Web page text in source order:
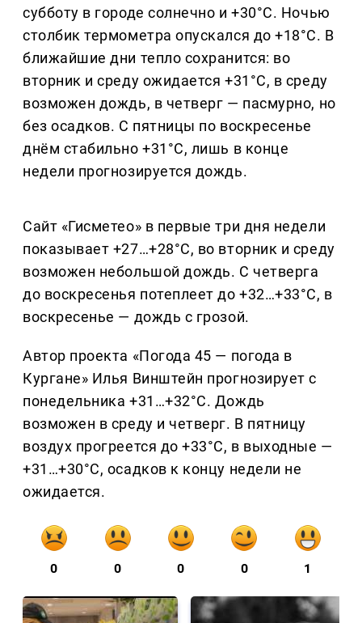
субботу в городе солнечно и +30°C. Ночью
столбик термометра опускался до +18°C. В
ближайшие дни тепло сохранится: во
вторник и среду ожидается +31°C, в среду
возможен дождь, в четверг — пасмурно, но
без осадков. С пятницы по воскресенье
днём стабильно +31°C, лишь в конце
недели прогнозируется дождь.
Сайт «Гисметео» в первые три дня недели
показывает +27…+28°C, во вторник и среду
возможен небольшой дождь. С четверга
до воскресенья потеплеет до +32…+33°C, в
воскресенье — дождь с грозой.
Автор проекта «Погода 45 — погода в
Кургане» Илья Винштейн прогнозирует с
понедельника +31…+32°C. Дождь
возможен в среду и четверг. В пятницу
воздух прогреется до +33°C, в выходные —
+31…+30°C, осадков к концу недели не
ожидается.
0 0 0 0 1